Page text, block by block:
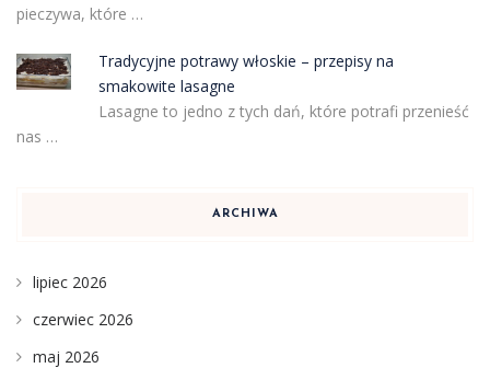
pieczywa, które …
Tradycyjne potrawy włoskie – przepisy na
smakowite lasagne
Lasagne to jedno z tych dań, które potrafi przenieść
nas …
ARCHIWA
lipiec 2026
czerwiec 2026
maj 2026